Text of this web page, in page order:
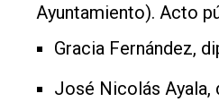
Ayuntamiento). Acto
Gracia Fernández,
José Nicolás Ayala,